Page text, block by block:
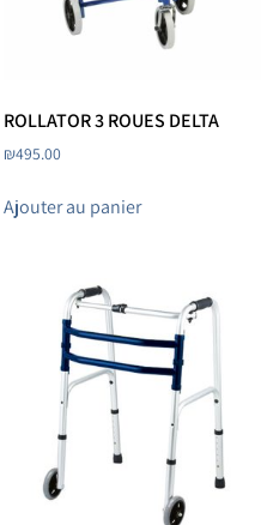
ROLLATOR 3 ROUES DELTA
₪495.00
Ajouter au panier